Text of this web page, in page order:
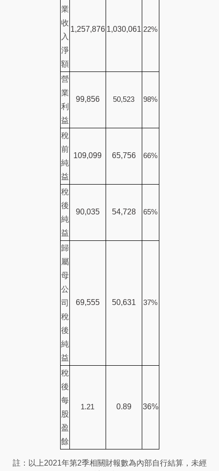
業
收
入
淨
額
1,257,876 1,030,061 22%
營
業
利
益
99,856 50,523 98%
稅
前
純
益
109,099 65,756 66%
稅
後
純
益
90,035 54,728 65%
歸
屬
母
公
司
稅
後
純
益
69,555 50,631 37%
稅
後
每
股
盈
餘
1.21 0.89 36%
註：以上2021年第2季相關財報數為內部自行結算，未經